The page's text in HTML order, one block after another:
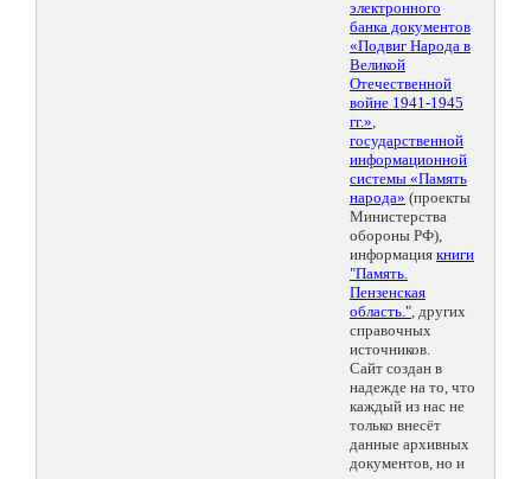
электронного
банка документов
«Подвиг Народа в
Великой
Отечественной
войне 1941-1945
гг.»,
государственной
информационной
системы «Память
народа» (проекты
Министерства
обороны РФ),
информация книги
"Память.
Пензенская
область.", других
справочных
источников.
Сайт создан в
надежде на то, что
каждый из нас не
только внесёт
данные архивных
документов, но и